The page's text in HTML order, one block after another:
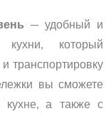
— удобный и
который
транспортировку
вы сможете
кухне, а также с